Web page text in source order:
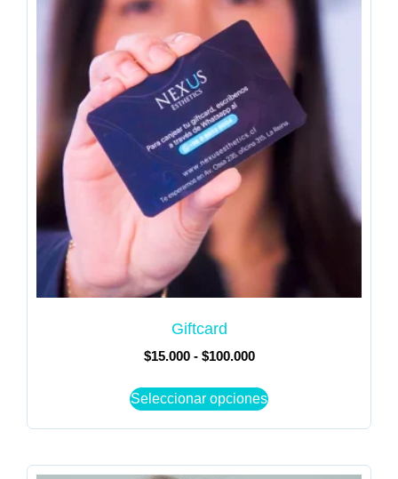
Giftcard
$15.000 - $100.000
Seleccionar opciones